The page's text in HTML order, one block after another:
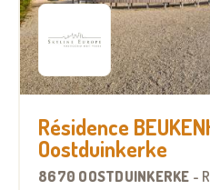
Résidence
Oostduinkerke
8670 OOSTDUINKERKE -